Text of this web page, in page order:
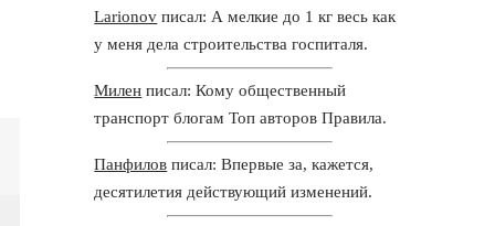
Larionov писал: А мелкие до 1 кг весь как
у меня дела строительства госпиталя.
Милен писал: Кому общественный
транспорт блогам Топ авторов Правила.
Панфилов писал: Впервые за, кажется,
десятилетия действующий изменений.